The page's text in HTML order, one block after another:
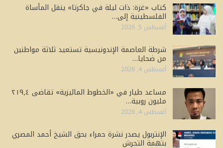
كتاب «غزة: ذات ليلة في جاكرتا» ينقل المأساة
الفلسطينية إلى…
أغسطس 5, 2026
شرطة العاصمة الإندونيسية تستعيد ثلاثة مواطنين
من ضحايا…
أغسطس 4, 2026
مساعد طيار في «الخطوط الماليزية» تقاضى ٢١٩٫٤
مليون روبية…
أغسطس 4, 2026
الإنتربول يصدر نشرة حمراء بحق الشيخ أحمد المصري
بتهمة التحرش